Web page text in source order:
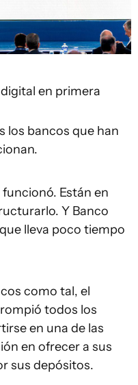
en primera
los bancos que han
Están en
Y Banco
lleva poco tiempo
como tal, el
todos los
en una de las
en ofrecer a sus
sus depósitos.